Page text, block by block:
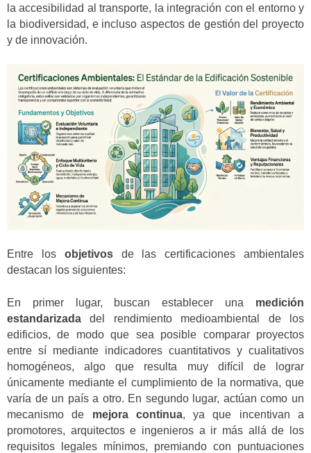
la accesibilidad al transporte, la integración con el entorno y
la biodiversidad, e incluso aspectos de gestión del proyecto
y de innovación.
Entre los objetivosde las certificaciones ambientales
destacan los siguientes:
En primer lugar, buscan establecer una medición
estandarizada del rendimiento medioambiental de los
edificios, de modo que sea posible comparar proyectos
entre sí mediante indicadores cuantitativos y cualitativos
homogéneos, algo que resulta muy difícil de lograr
únicamente mediante el cumplimiento de la normativa, que
varía de un país a otro. En segundo lugar, actúan como un
mecanismo de mejora continua, ya que incentivan a
promotores, arquitectos e ingenieros a ir más allá de los
requisitos legales mínimos, premiando con puntuaciones